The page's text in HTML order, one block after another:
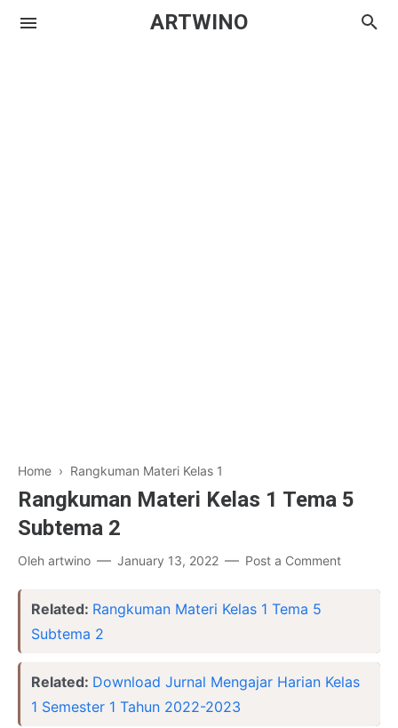
ARTWINO
Home › Rangkuman Materi Kelas 1
Rangkuman Materi Kelas 1 Tema 5
Subtema 2
Oleh artwino January 13, 2022 Post a Comment
Related: Rangkuman Materi Kelas 1 Tema 5
Subtema 2
Related: Download Jurnal Mengajar Harian Kelas
1 Semester 1 Tahun 2022-2023